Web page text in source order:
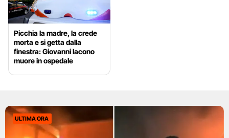
Picchia la madre, la crede
morta e si getta dalla
finestra: Giovanni Iacono
muore in ospedale
ULTIMA ORA